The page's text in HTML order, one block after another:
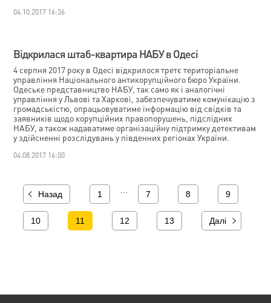
04.10.2017 16:36
Відкрилася штаб-квартира НАБУ в Одесі
4 серпня 2017 року в Одесі відкрилося третє територіальне
управління Національного антикорупційного бюро України.
Одеське представництво НАБУ, так само як і аналогічні
управління у Львові та Харкові, забезпечуватиме комунікацію з
громадськістю, опрацьовуватиме інформацію від свідків та
заявників щодо корупційних правопорушень, підслідних
НАБУ, а також надаватиме організаційну підтримку детективам
у здійсненні розслідувань у південних регіонах України.
04.08.2017 16:00
Назад 1 7 8 9
10 11 12 13 Далі